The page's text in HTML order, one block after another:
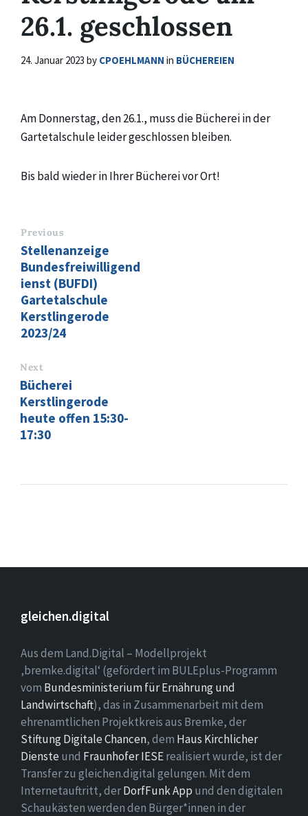
26.1. geschlossen
24. Januar 2023 by CPOEHLMANN in BÜCHEREIEN
Am Donnerstag, den 26.1., muss die Bücherei in der
Gartetalschule leider geschlossen bleiben.
Bis bald wieder in Ihrer Bücherei vor Ort!
Previous
Stellenanzeige
Bundesfreiwilligend
ienst (BUFDI)
Gartetalschule
Kerstlingerode
2023/24
Next
Bücherei
Kerstlingerode
heute offen 15:30-
17:30
gleichen.digital
Aus dem Land.Digital – Modellprojekt
‚bremke.digital‘ (gefördert im BULEplus-Programm
vom Bundesministerium für Ernährung und
Landwirtschaft), das in Zusammenarbeit mit dem
ehrenamtlichen Projektkreis aus Bremke, der
Stiftung Digitale Chancen, dem Haus Kirchlicher
Dienste und Fraunhofer IESErealisiert wurde, ist der
Transfer zu gleichen.digital gelungen. Mit dem
Internetauftritt, derDorfFunk App und den digitalen
Schaukästen werden den Bürger*innen in der